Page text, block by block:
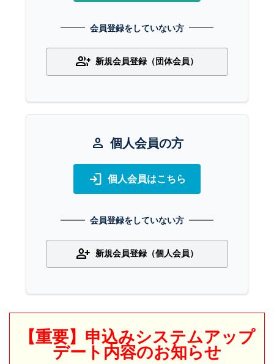
会員登録をしていない方
group_add 新規会員登録（団体会員）
person 個人会員の方
login 個人会員はこちら
会員登録をしていない方
person_add 新規会員登録（個人会員）
【重要】申込みシステムアップ
デート内容のお知らせ